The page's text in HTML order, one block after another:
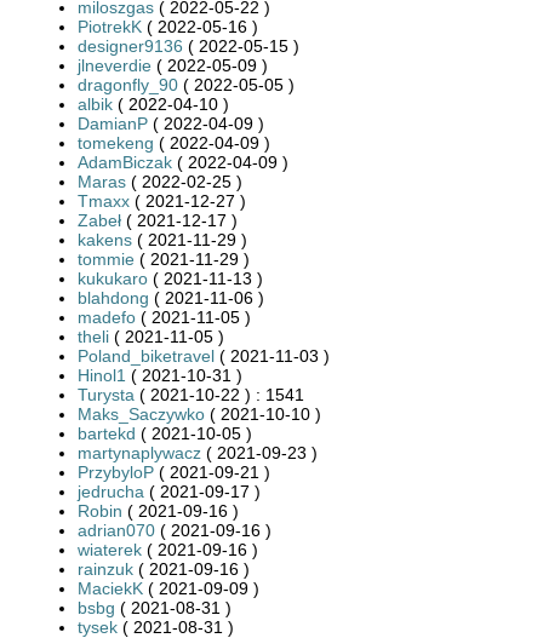
miloszgas ( 2022-05-22 )
PiotrekK ( 2022-05-16 )
designer9136 ( 2022-05-15 )
jlneverdie ( 2022-05-09 )
dragonfly_90 ( 2022-05-05 )
albik ( 2022-04-10 )
DamianP ( 2022-04-09 )
tomekeng ( 2022-04-09 )
AdamBiczak ( 2022-04-09 )
Maras ( 2022-02-25 )
Tmaxx ( 2021-12-27 )
Zabeł ( 2021-12-17 )
kakens ( 2021-11-29 )
tommie ( 2021-11-29 )
kukukaro ( 2021-11-13 )
blahdong ( 2021-11-06 )
madefo ( 2021-11-05 )
theli ( 2021-11-05 )
Poland_biketravel ( 2021-11-03 )
Hinol1 ( 2021-10-31 )
Turysta ( 2021-10-22 ) : 1541
Maks_Saczywko ( 2021-10-10 )
bartekd ( 2021-10-05 )
martynaplywacz ( 2021-09-23 )
PrzybyloP ( 2021-09-21 )
jedrucha ( 2021-09-17 )
Robin ( 2021-09-16 )
adrian070 ( 2021-09-16 )
wiaterek ( 2021-09-16 )
rainzuk ( 2021-09-16 )
MaciekK ( 2021-09-09 )
bsbg ( 2021-08-31 )
tysek ( 2021-08-31 )